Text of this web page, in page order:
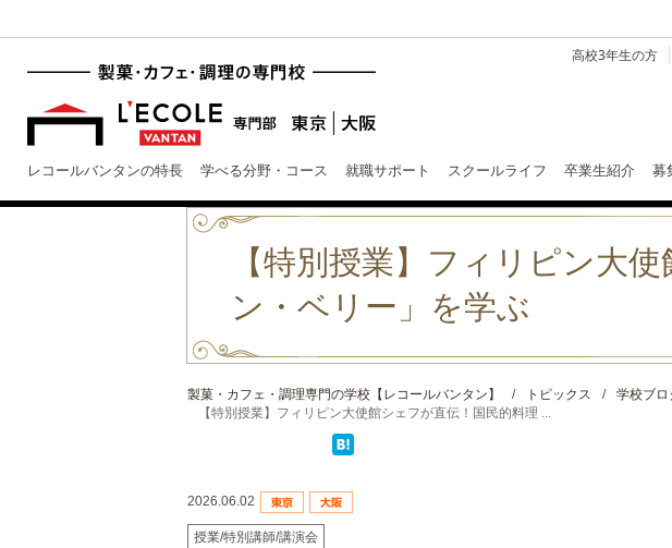
高校3年生の方
レコールバンタンの特長 学べる分野・コース 就職サポート スクールライフ 卒業生紹介 募
【特別授業】フィリピン大
ン・ベリー」を学ぶ
製菓・カフェ・調理専門の学校【レコールバンタン】 / トピックス / 学校ブロ
【特別授業】フィリピン大使館シェフが直伝！国民的料理 ...
2026.06.02
授業/特別講師/講演会